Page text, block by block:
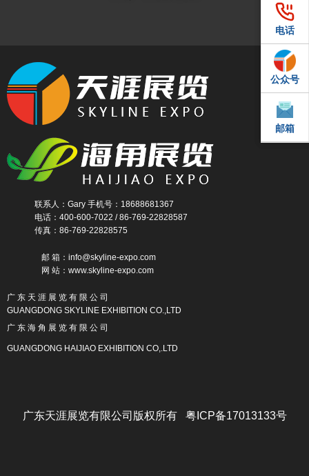
电话
QQ
邮箱
电话
公众号
邮箱
联系人：Gary 手机号：18688681367
电话：400-600-7022 / 86-769-22828587
传真：86-769-22828575
邮 箱：info@skyline-expo.com
网 站：www.skyline-expo.com
广 东 天 涯 展 览 有 限 公 司
GUANGDONG SKYLINE EXHIBITION CO.,LTD
广 东 海 角 展 览 有 限 公 司
GUANGDONG HAIJIAO EXHIBITION CO,.LTD
广东天涯展览有限公司版权所有 粤ICP备17013133号